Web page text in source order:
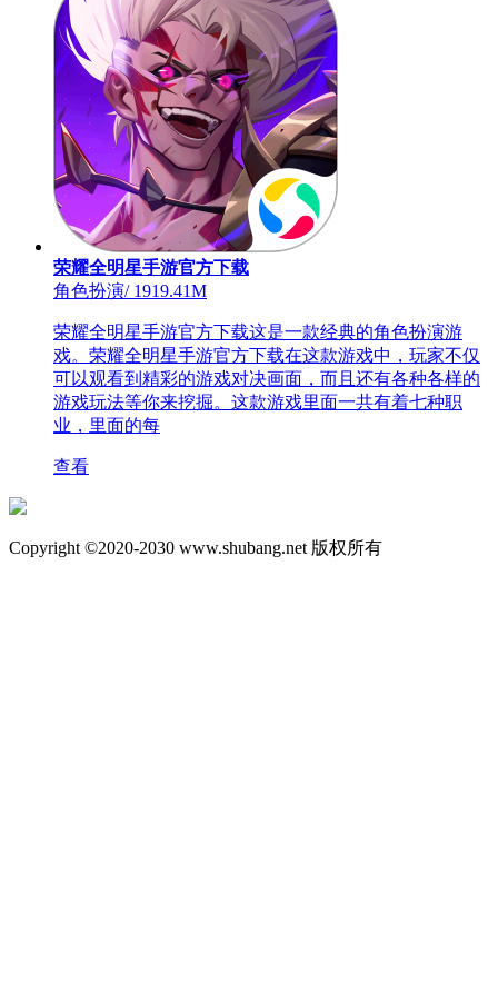
荣耀全明星手游官方下载
角色扮演/1919.41M
荣耀全明星手游官方下载这是一款经典的角色扮演游
戏。荣耀全明星手游官方下载在这款游戏中，玩家不仅
可以观看到精彩的游戏对决画面，而且还有各种各样的
游戏玩法等你来挖掘。这款游戏里面一共有着七种职
业，里面的每
查看
Copyright ©2020-2030 www.shubang.net 版权所有